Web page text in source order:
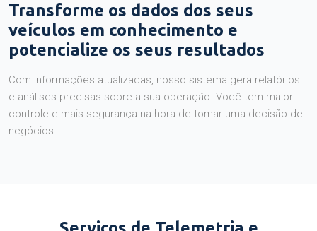
Transforme os dados dos seus
veículos em conhecimento e
potencialize os seus resultados
Com informações atualizadas, nosso sistema gera relatórios
e análises precisas sobre a sua operação. Você tem maior
controle e mais segurança na hora de tomar uma decisão de
negócios.